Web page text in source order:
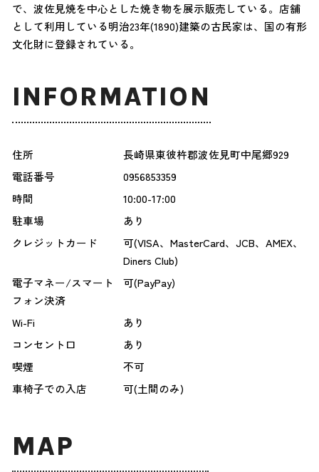
で、波佐見焼を中心とした焼き物を展示販売している。店舗
として利用している明治23年(1890)建築の古民家は、国の有形
文化財に登録されている。
INFORMATION
住所
長崎県東彼杵郡波佐見町中尾郷929
電話番号
0956853359
時間
10:00-17:00
駐車場
あり
クレジットカード
可(VISA、MasterCard、JCB、AMEX、
Diners Club)
電子マネー/スマート
フォン決済
可(PayPay)
Wi-Fi
あり
コンセント口
あり
喫煙
不可
車椅子での入店
可(土間のみ)
MAP